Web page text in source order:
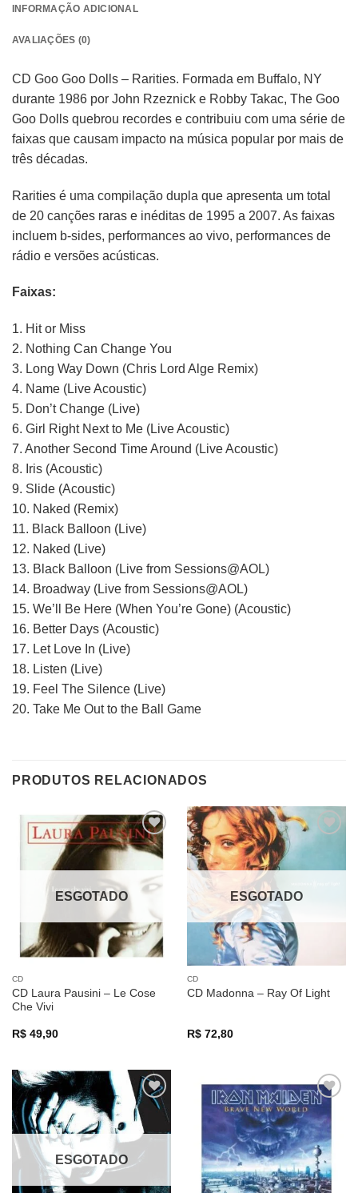
INFORMAÇÃO ADICIONAL
AVALIAÇÕES (0)
CD Goo Goo Dolls – Rarities. Formada em Buffalo, NY
durante 1986 por John Rzeznick e Robby Takac, The Goo
Goo Dolls quebrou recordes e contribuiu com uma série de
faixas que causam impacto na música popular por mais de
três décadas.
Rarities é uma compilação dupla que apresenta um total
de 20 canções raras e inéditas de 1995 a 2007. As faixas
incluem b-sides, performances ao vivo, performances de
rádio e versões acústicas.
Faixas:
1. Hit or Miss
2. Nothing Can Change You
3. Long Way Down (Chris Lord Alge Remix)
4. Name (Live Acoustic)
5. Don’t Change (Live)
6. Girl Right Next to Me (Live Acoustic)
7. Another Second Time Around (Live Acoustic)
8. Iris (Acoustic)
9. Slide (Acoustic)
10. Naked (Remix)
11. Black Balloon (Live)
12. Naked (Live)
13. Black Balloon (Live from Sessions@AOL)
14. Broadway (Live from Sessions@AOL)
15. We’ll Be Here (When You’re Gone) (Acoustic)
16. Better Days (Acoustic)
17. Let Love In (Live)
18. Listen (Live)
19. Feel The Silence (Live)
20. Take Me Out to the Ball Game
PRODUTOS RELACIONADOS
Adicionar
a lista de
ESGOTADO
CD
CD Laura Pausini – Le Cose
Che Vivi
R$49,90
Adicionar
ESGOTADO
CD
CD Madonna – Ray Of Light
R$72,80
Adicionar
a lista de
desejos
ESGOTADO
Adicionar
a lista de
desejos